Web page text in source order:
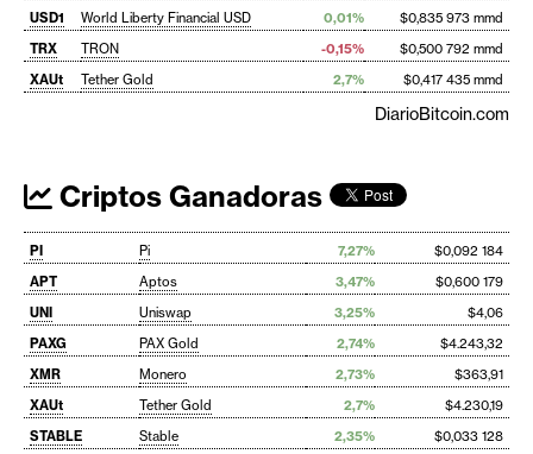
USD1
World Liberty Financial USD 0,01%
$0,835 973 mmd
TRX
TRON -0,15%
$0,500 792 mmd
XAUt
Tether Gold 2,7% $0,417 435 mmd
DiarioBitcoin.com
Criptos Ganadoras
PI Pi 7,27%
$0,092 184
APT
Aptos 3,47%
$0,600 179
UNI
Uniswap 3,25%
$4,06
PAXG
PAX Gold 2,74%
$4.243,32
XMR
Monero 2,73%
$363,91
XAUt
Tether Gold 2,7%
$4.230,19
STABLE
Stable 2,35%
$0,033 128